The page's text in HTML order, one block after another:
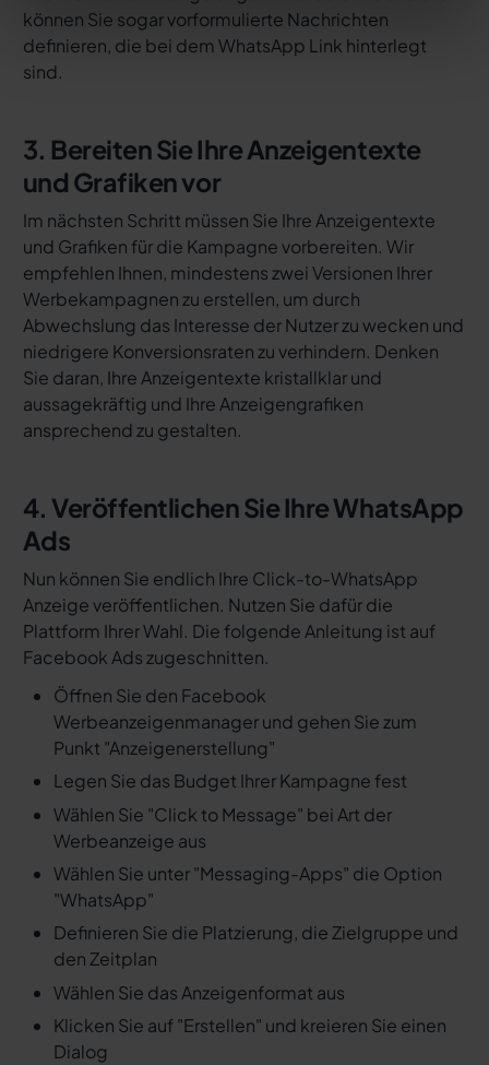
können Sie sogar vorformulierte Nachrichten
definieren, die bei dem WhatsApp Link hinterlegt
sind.
3. Bereiten Sie Ihre Anzeigentexte
und Grafiken vor
Im nächsten Schritt müssen Sie Ihre Anzeigentexte
und Grafiken für die Kampagne vorbereiten. Wir
empfehlen Ihnen, mindestens zwei Versionen Ihrer
Werbekampagnen zu erstellen, um durch
Abwechslung das Interesse der Nutzer zu wecken und
niedrigere Konversionsraten zu verhindern. Denken
Sie daran, Ihre Anzeigentexte kristallklar und
aussagekräftig und Ihre Anzeigengrafiken
ansprechend zu gestalten.
4. Veröffentlichen Sie Ihre WhatsApp
Ads
Nun können Sie endlich Ihre Click-to-WhatsApp
Anzeige veröffentlichen. Nutzen Sie dafür die
Plattform Ihrer Wahl. Die folgende Anleitung ist auf
Facebook Ads zugeschnitten.
Öffnen Sie den Facebook
Werbeanzeigenmanager und gehen Sie zum
Punkt "Anzeigenerstellung"
Legen Sie das Budget Ihrer Kampagne fest
Wählen Sie "Click to Message" bei Art der
Werbeanzeige aus
Wählen Sie unter "Messaging-Apps" die Option
"WhatsApp"
Definieren Sie die Platzierung, die Zielgruppe und
den Zeitplan
Wählen Sie das Anzeigenformat aus
Klicken Sie auf "Erstellen" und kreieren Sie einen
Dialog